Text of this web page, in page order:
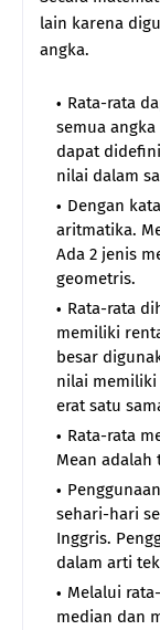
lain karena
angka.
Rata-rata
semua
dapat
nilai dalam
Dengan
aritmatika.
Ada 2 jenis
geometris.
Rata-rata
memiliki
besar
nilai memiliki
erat satu
Rata-rata
Mean
sehari-hari
Inggris.
dalam arti
Melalui
median dan